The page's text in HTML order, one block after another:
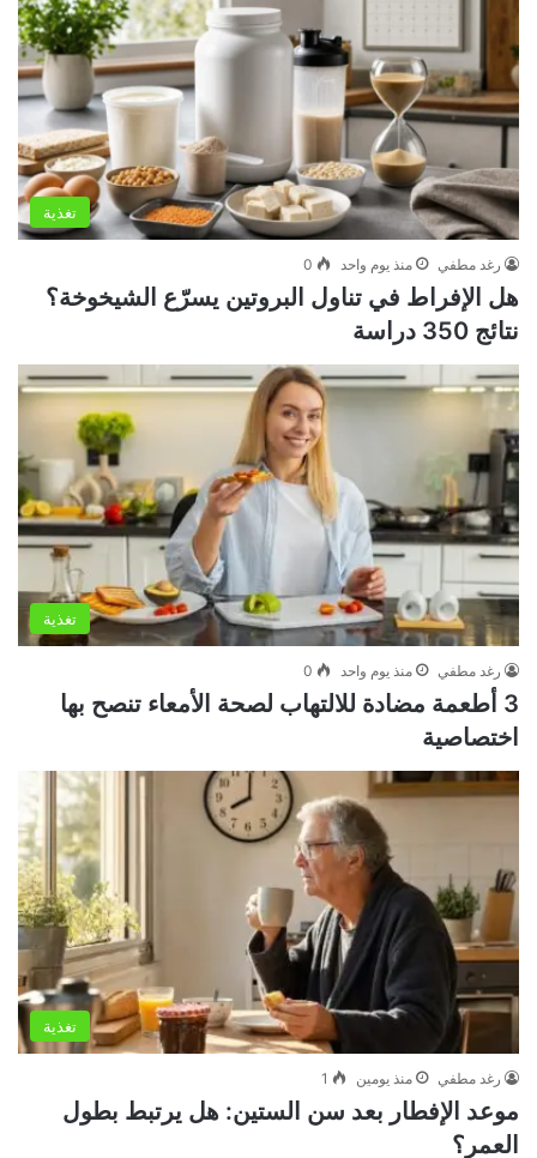
تغذية
رغد مطفي منذ يوم واحد 0
هل الإفراط في تناول البروتين يسرّع الشيخوخة؟
نتائج 350 دراسة
تغذية
رغد مطفي منذ يوم واحد 0
3 أطعمة مضادة للالتهاب لصحة الأمعاء تنصح بها
اختصاصية
تغذية
رغد مطفي منذ يومين 1
موعد الإفطار بعد سن الستين: هل يرتبط بطول
العمر؟